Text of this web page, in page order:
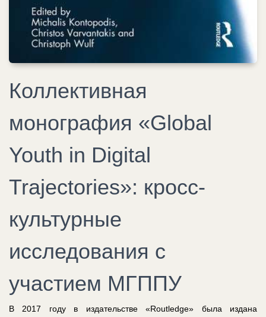
Коллективная
монография «Global
Youth in Digital
Trajectories»: кросс-
культурные
исследования с
участием МГППУ
В 2017 году в издательстве «Routledge» была издана